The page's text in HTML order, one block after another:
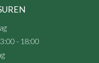
- 18:00